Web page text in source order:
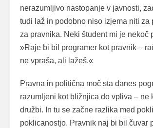
nerazumljivo nastopanje v javnosti,
tudi laž in podobno niso izjema niti za
za pravnika. Neki študent mi je nekoč
»Raje bi bil programer kot pravnik –
ne vpraša, ali lažeš.«
Pravna in politična moč sta danes
razumljeni kot bližnjica do vpliva – ne
družbi. In tu se začne razlika med
poklicanostjo. Pravnik naj bi bil čuvar